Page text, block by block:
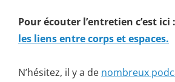
Pour écouter l’entretien c’est ici :
les liens entre corps et espaces.
N’hésitez, il y a de nombreux